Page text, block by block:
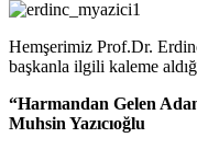
Hemşerimiz Prof.Dr.
başkanla ilgili kaleme
“Harmandan Gelen
Muhsin Yazıcıoğlu